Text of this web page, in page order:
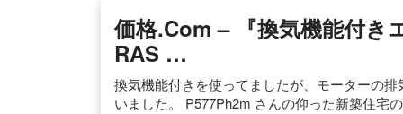
価格.com – 『換気機能付き
RAS …
換気機能付きを使ってましたが、モーターの
いました。 P577Ph2m さんの仰った新築住宅